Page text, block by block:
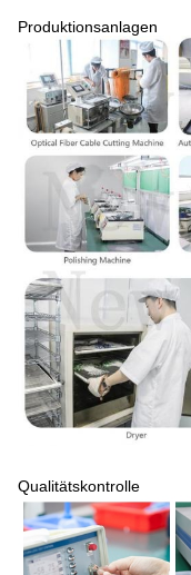
Produktionsanlagen
Qualitätskontrolle